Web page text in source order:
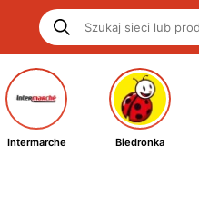
Intermarche Biedronka